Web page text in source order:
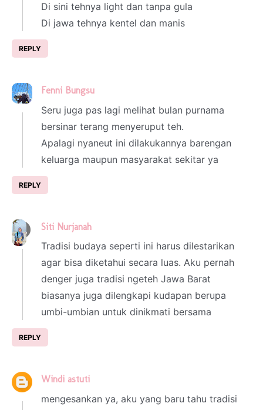
Di sini tehnya light dan tanpa gula
Di jawa tehnya kentel dan manis
REPLY
Fenni Bungsu
Seru juga pas lagi melihat bulan purnama
bersinar terang menyeruput teh.
Apalagi nyaneut ini dilakukannya barengan
keluarga maupun masyarakat sekitar ya
REPLY
Siti Nurjanah
Tradisi budaya seperti ini harus dilestarikan
agar bisa diketahui secara luas. Aku pernah
denger juga tradisi ngeteh Jawa Barat
biasanya juga dilengkapi kudapan berupa
umbi-umbian untuk dinikmati bersama
REPLY
Windi astuti
mengesankan ya, aku yang baru tahu tradisi